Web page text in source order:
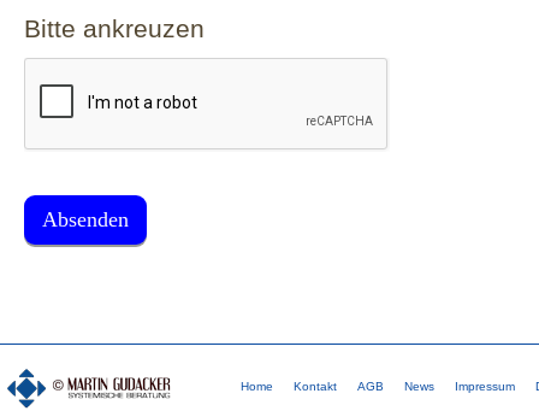
Bitte ankreuzen
Home Kontakt AGB News Impressum